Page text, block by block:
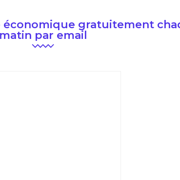
économique gratuitement
matin par email